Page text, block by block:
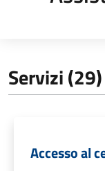
Servizi (29)
Accesso al